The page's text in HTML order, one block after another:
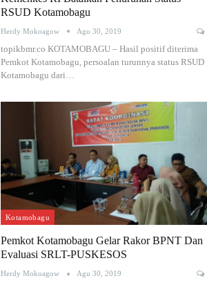
RSUD Kotamobagu
Herdy Mokoagow Agu 30, 2019
topikbmr.co KOTAMOBAGU – Hasil positif diterima
Pemkot Kotamobagu, persoalan turunnya status RSUD
Kotamobagu dari…
Kotamobagu
Pemkot Kotamobagu Gelar Rakor BPNT Dan
Evaluasi SRLT-PUSKESOS
Herdy Mokoagow Agu 30, 2019